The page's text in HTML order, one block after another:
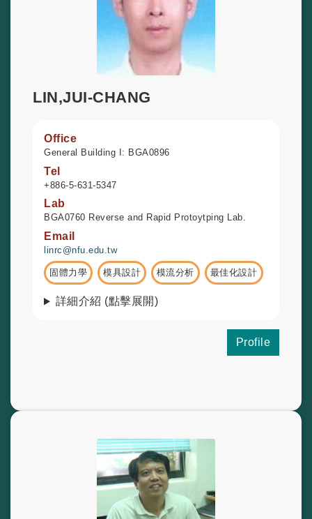
LIN,JUI-CHANG
Office
General Building I: BGA0896
Tel
+886-5-631-5347
Lab
BGA0760 Reverse and Rapid Protoytping Lab.
Email
linrc@nfu.edu.tw
固體力學 模具設計 模流分析 最佳化設計
詳細介紹 (點擊展開)
Profile